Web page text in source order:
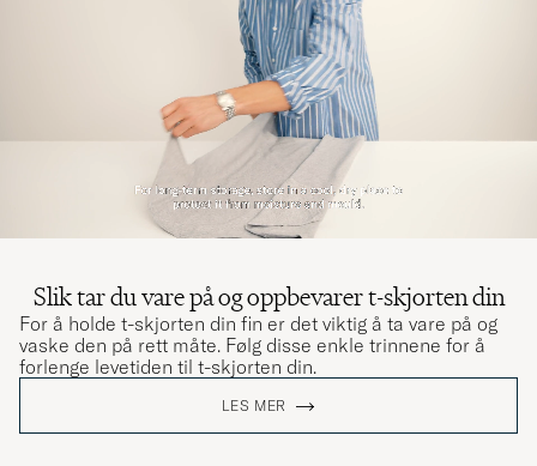
Slik tar du vare på og oppbevarer t-skjorten din
For å holde t-skjorten din fin er det viktig å ta vare på og
vaske den på rett måte. Følg disse enkle trinnene for å
forlenge levetiden til t-skjorten din.
LES MER